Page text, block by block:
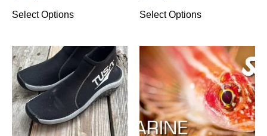
Select Options Select Options